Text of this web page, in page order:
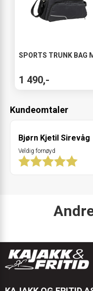
SPORTS TRUNK BAG
1 490,-
Kundeomtaler
Bjørn Kjetil Sirevåg
Veldig fornøyd